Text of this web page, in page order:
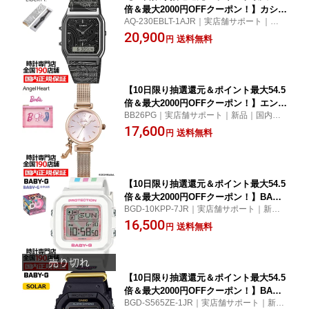
倍＆最大2000円OFFクーポン！】カシオ
クラシック リバティ コラボレーション
モデル AQ-230EBLT-1AJR メンズ レデ
AQ-230EBLT-1AJR｜実店舗サポート｜新品
｜国内正規品｜時計専門店｜正規販売店｜
男性用｜女性用｜2026年2月27日発売｜レ
20,900 円 送料無料
【10日限り抽選還元＆ポイント最大54.5
倍＆最大2000円OFFクーポン！】エンジ
ェルハート バービー 65周年記念 コラボ
レーションモデル BB26PG レディース
BB26PG｜実店舗サポート｜新品｜国内正
規品｜時計専門店｜正規販売店｜女性用｜2
024年11月22日発売｜レビュー特典あり｜
17,600 円 送料無料
【10日限り抽選還元＆ポイント最大54.5
倍＆最大2000円OFFクーポン！】BABY-
G BABY-G+PLUS パワーパフ ガールズ
コラボレーションモデル BGD-10KPP-7
BGD-10KPP-7JR｜実店舗サポート｜新品
｜国内正規品｜時計専門店｜正規販売店｜
女性用｜2024年7月5日発売｜レビュー特典
16,500 円 送料無料
【10日限り抽選還元＆ポイント最大54.5
倍＆最大2000円OFFクーポン！】BABY-
G カシオウオッチ 50周年記念モデル B
BGD-S565ZE-1JR｜実店舗サポート｜新品